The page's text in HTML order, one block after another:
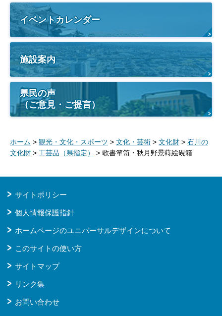
イベントカレンダー
施設案内
県民の声
（ご意見・ご提言）
ホーム > 観光・文化・スポーツ > 文化・芸術 > 文化財 > 石川の
文化財 > 工芸品（県指定） > 歌書箪笥・秋月野景蒔絵硯箱
サイトポリシー
個人情報保護指針
ホームページのユニバーサルデザインについて
このサイトの使い方
サイトマップ
リンク集
お問い合わせ